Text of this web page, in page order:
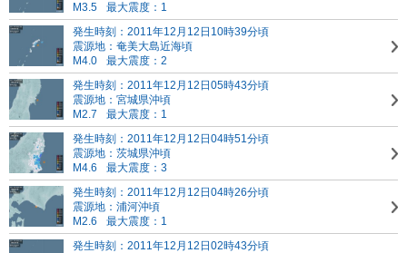
M3.5
最大震度：1
発生時刻：2011年12月12日10時39分頃
震源地：奄美大島近海頃
M4.0
最大震度：2
発生時刻：2011年12月12日05時43分頃
震源地：宮城県沖頃
M2.7
最大震度：1
発生時刻：2011年12月12日04時51分頃
震源地：茨城県沖頃
M4.6
最大震度：3
発生時刻：2011年12月12日04時26分頃
震源地：浦河沖頃
M2.6
最大震度：1
発生時刻：2011年12月12日02時43分頃